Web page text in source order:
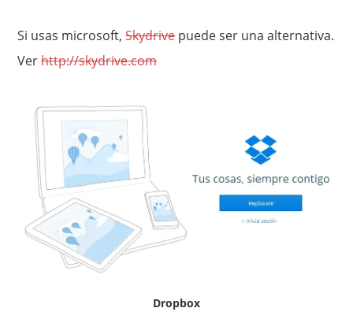
Si usas microsoft,Skydrivepuede ser una alternativa.
Verhttp://skydrive.com
Dropbox